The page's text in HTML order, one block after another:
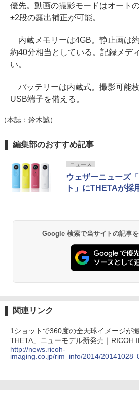
優先。動画の撮影モードはオート
±2段の露出補正が可能。
内蔵メモリーは4GB。静止画は
約40分相当としている。記録メデ
い。
バッテリーは内蔵式。撮影可能
USB端子を備える。
（本誌：鈴木誠）
編集部のおすすめ記事
ニュース
ウェザーニューズ
ト」にTHETAが採
Google 検索で当サイトの記事
関連リンク
1ショットで360度の全天球イメージが
THETA」ニューモデル新発売｜RICOH
http://news.ricoh-
imaging.co.jp/rim_info/2014/